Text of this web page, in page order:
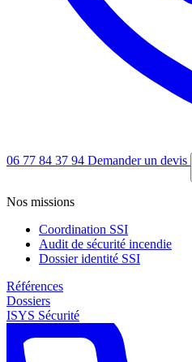
06 77 84 37 94 Demander un devis
Nos missions
Coordination SSI
Audit de sécurité incendie
Dossier identité SSI
Références
Dossiers
ISYS Sécurité